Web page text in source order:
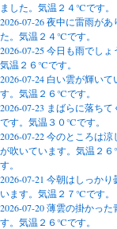
ました。気温２４℃です。
2026-07-26 夜中に雷雨があ
た。気温２４℃です。
2026-07-25 今日も雨でしょ
気温２６℃です。
2026-07-24 白い雲が輝いて
す。気温２６℃です。
2026-07-23 まばらに落ちて
です。気温３０℃です。
2026-07-22 今のところは涼
が吹いています。気温２
す。
2026-07-21 今朝はしっかり
います。気温２７℃です。
2026-07-20 薄雲の掛かった
す。気温２６℃です。